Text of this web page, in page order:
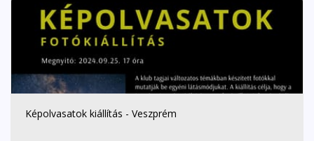
Képolvasatok kiállítás - Veszprém